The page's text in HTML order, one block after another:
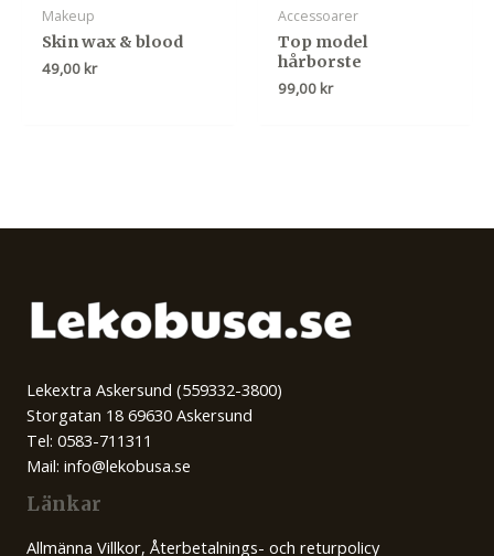
Makeup
Skin wax & blood
49,00 kr
Accessoarer
Top model
hårborste
99,00 kr
Lekextra Askersund (559332-3800)
Storgatan 18 69630 Askersund
Tel: 0583-711311
Mail: info@lekobusa.se
Länkar
Allmänna Villkor, Återbetalnings- och returpolicy